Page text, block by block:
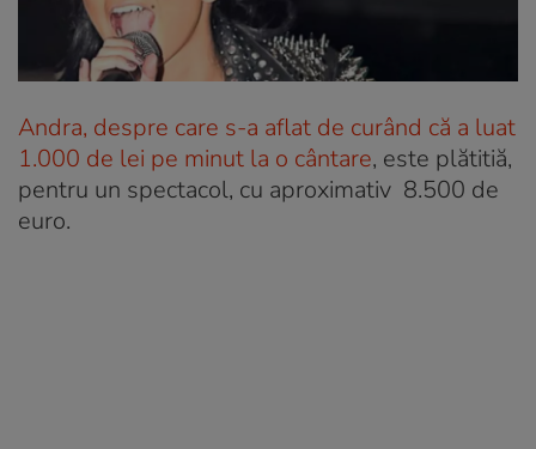
Andra, despre care s-a aflat de curând că a luat
1.000 de lei pe minut la o cântare, este plătitiă,
pentru un spectacol, cu aproximativ 8.500 de
euro.